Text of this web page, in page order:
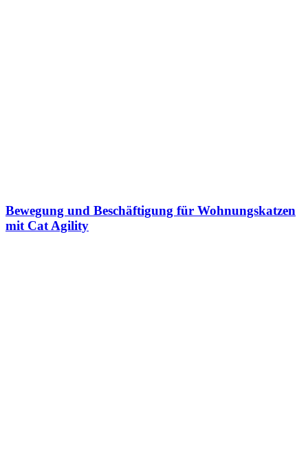
Bewegung und Beschäftigung für Wohnungskatzen
mit Cat Agility